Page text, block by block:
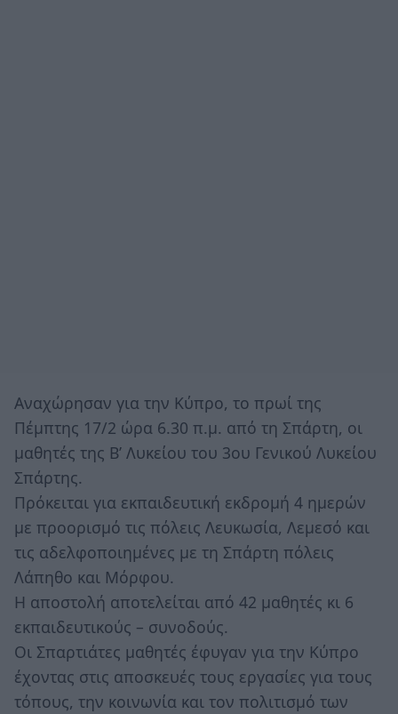
Aναχώρησαν για την Κύπρο, το πρωί της
Πέμπτης 17/2 ώρα 6.30 π.μ. από τη Σπάρτη, οι
μαθητές της Β’ Λυκείου του 3ου Γενικού Λυκείου
Σπάρτης.
Πρόκειται για εκπαιδευτική εκδρομή 4 ημερών
με προορισμό τις πόλεις Λευκωσία, Λεμεσό και
τις αδελφοποιημένες με τη Σπάρτη πόλεις
Λάπηθο και Μόρφου.
Η αποστολή αποτελείται από 42 μαθητές κι 6
εκπαιδευτικούς – συνοδούς.
Οι Σπαρτιάτες μαθητές έφυγαν για την Κύπρο
έχοντας στις αποσκευές τους εργασίες για τους
τόπους, την κοινωνία και τον πολιτισμό των